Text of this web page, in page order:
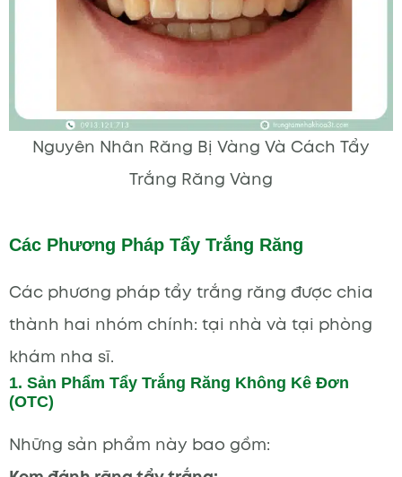
Nguyên Nhân Răng Bị Vàng Và Cách Tẩy
Trắng Răng Vàng
Các Phương Pháp Tẩy Trắng Răng
Các phương pháp tẩy trắng răng được chia
thành hai nhóm chính: tại nhà và tại phòng
khám nha sĩ.
1. Sản Phẩm Tẩy Trắng Răng Không Kê Đơn
(OTC)
Những sản phẩm này bao gồm: